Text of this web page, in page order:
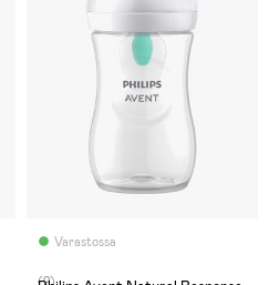
Varastossa